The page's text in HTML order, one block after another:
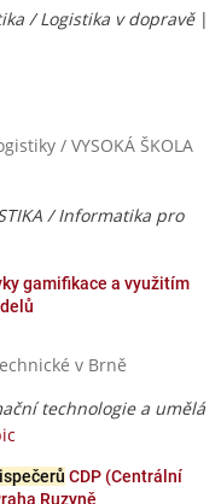
/ Logistika v dopravě|
/ VYSOKÁ ŠKOLA
/ Informatika pro
gamifikace a využitím
v Brně
technologie a umělá
CDP (Centrální
Ruzyně